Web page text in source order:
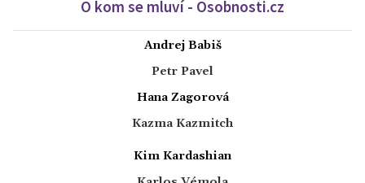
O kom se mluví - Osobnosti.cz
Andrej Babiš
Petr Pavel
Hana Zagorová
Kazma Kazmitch
Kim Kardashian